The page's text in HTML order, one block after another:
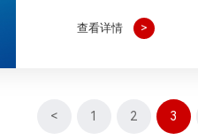
查看详情
< 1 2 3